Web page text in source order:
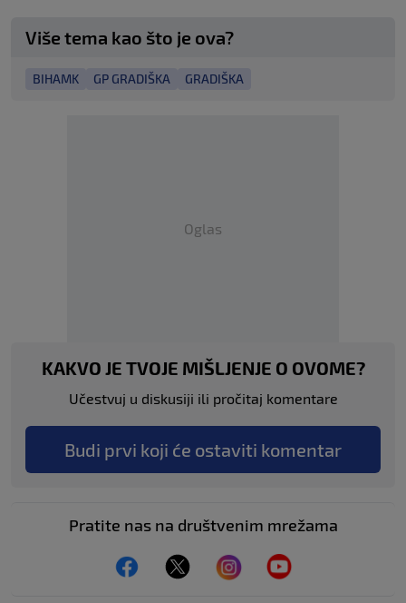
Više tema kao što je ova?
BIHAMK GP GRADIŠKA GRADIŠKA
Oglas
KAKVO JE TVOJE MIŠLJENJE O OVOME?
Učestvuj u diskusiji ili pročitaj komentare
Budi prvi koji će ostaviti komentar
Pratite nas na društvenim mrežama